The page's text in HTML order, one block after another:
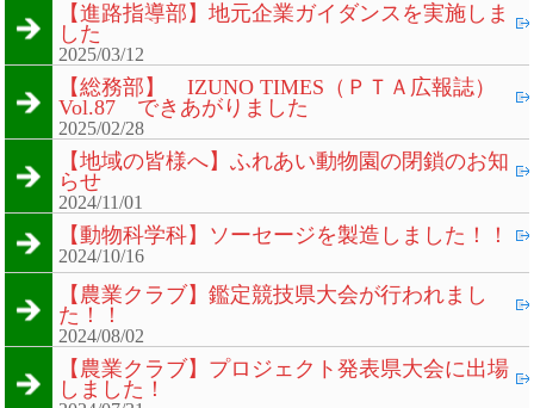
【進路指導部】地元企業ガイダンスを実施しま
した
2025/03/12
【総務部】 IZUNO TIMES（ＰＴＡ広報誌）
Vol.87 できあがりました
2025/02/28
【地域の皆様へ】ふれあい動物園の閉鎖のお知
らせ
2024/11/01
【動物科学科】ソーセージを製造しました！！
2024/10/16
【農業クラブ】鑑定競技県大会が行われまし
た！！
2024/08/02
【農業クラブ】プロジェクト発表県大会に出場
しました！